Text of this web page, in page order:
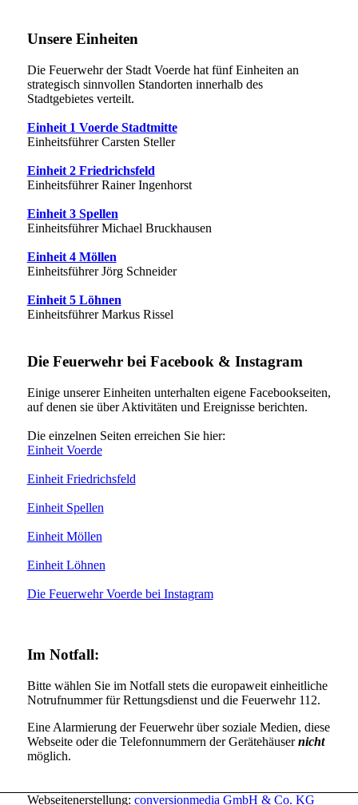
Unsere Einheiten
Die Feuerwehr der Stadt Voerde hat fünf Einheiten an
strategisch sinnvollen Standorten innerhalb des
Stadtgebietes verteilt.
Einheit 1 Voerde Stadtmitte
Einheitsführer Carsten Steller
Einheit 2 Friedrichsfeld
Einheitsführer Rainer Ingenhorst
Einheit 3 Spellen
Einheitsführer Michael Bruckhausen
Einheit 4 Möllen
Einheitsführer Jörg Schneider
Einheit 5 Löhnen
Einheitsführer Markus Rissel
Die Feuerwehr bei Facebook & Instagram
Einige unserer Einheiten unterhalten eigene Facebookseiten,
auf denen sie über Aktivitäten und Ereignisse berichten.
Die einzelnen Seiten erreichen Sie hier:
Einheit Voerde
Einheit Friedrichsfeld
Einheit Spellen
Einheit Möllen
Einheit Löhnen
Die Feuerwehr Voerde bei Instagram
Im Notfall:
Bitte wählen Sie im Notfall stets die europaweit einheitliche
Notrufnummer für Rettungsdienst und die Feuerwehr 112.
Eine Alarmierung der Feuerwehr über soziale Medien, diese
Webseite oder die Telefonnummern der Gerätehäusernicht
möglich.
Webseitenerstellung: conversionmedia GmbH & Co. KG